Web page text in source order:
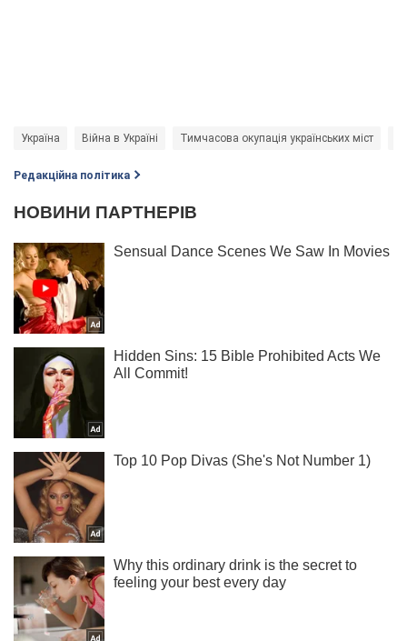
Україна Війна в Україні Тимчасова окупація українських міст
Редакційна політика